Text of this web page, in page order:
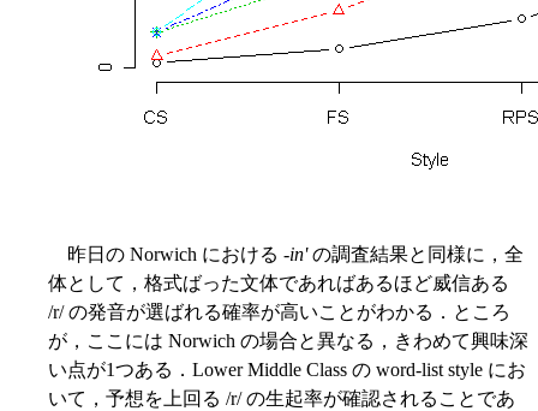
昨日の Norwich における -in'の調査結果と同様に，全
体として，格式ばった文体であればあるほど威信ある
/r/ の発音が選ばれる確率が高いことがわかる．ところ
が，ここには Norwich の場合と異なる，きわめて興味深
い点が1つある．Lower Middle Class の word-list style にお
いて，予想を上回る /r/ の生起率が確認されることであ